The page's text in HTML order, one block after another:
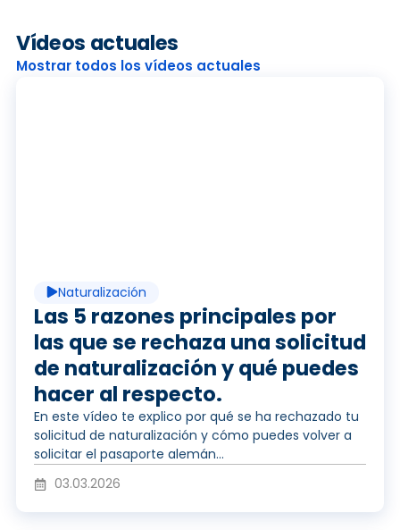
Vídeos actuales
Mostrar todos los vídeos actuales
r
o
d
Naturalización
Las 5 razones principales por
las que se rechaza una solicitud
de naturalización y qué puedes
hacer al respecto.
En este vídeo te explico por qué se ha rechazado tu
solicitud de naturalización y cómo puedes volver a
solicitar el pasaporte alemán...
03.03.2026